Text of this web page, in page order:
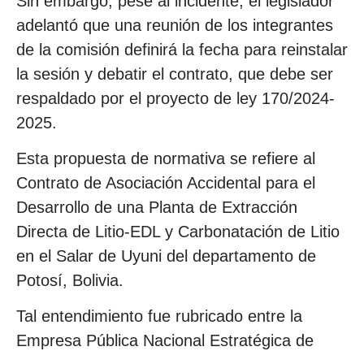
adelantó que una reunión de los integrantes
de la comisión definirá la fecha para reinstalar
la sesión y debatir el contrato, que debe ser
respaldado por el proyecto de ley 170/2024-
2025.
Esta propuesta de normativa se refiere al
Contrato de Asociación Accidental para el
Desarrollo de una Planta de Extracción
Directa de Litio-EDL y Carbonatación de Litio
en el Salar de Uyuni del departamento de
Potosí, Bolivia.
Tal entendimiento fue rubricado entre la
Empresa Pública Nacional Estratégica de